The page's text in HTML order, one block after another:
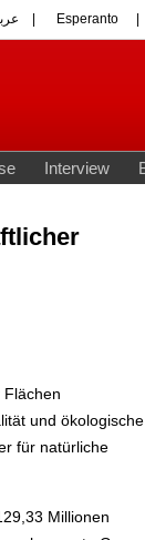
und ökologische
für natürliche
Millionen